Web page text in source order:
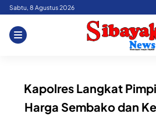
Skip
content
Sabtu, 8 Agustus 2026
Kapolres Langkat
Harga Sembako dan